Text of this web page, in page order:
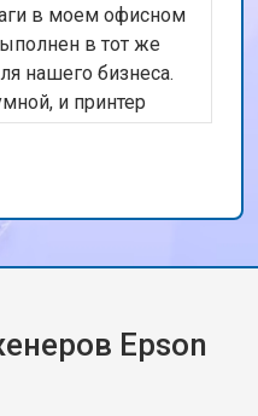
в моем офисном
в тот же
нашего бизнеса.
и принтер
Спасибо за
сервис!
Epson